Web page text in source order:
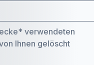
verwendeten
Ihnen gelöscht